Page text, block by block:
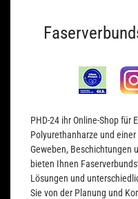
PHD-24 ihr Online-Shop für
Polyurethanharze und
Geweben, Beschichtungen
bieten Ihnen
Lösungen und
Sie von der Planung und